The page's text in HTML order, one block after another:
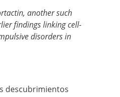
another such
findings linking cell-
disorders in
descubrimientos